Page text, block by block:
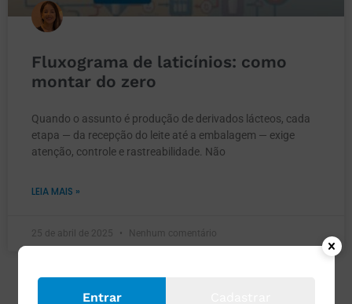
Fluxograma de laticínios: como
montar do zero
Quando o assunto é produção de derivados lácteos, cada
etapa — da recepção do leite até a embalagem — exige
atenção, controle e rastreabilidade. Não
LEIA MAIS »
25 de abril de 2025 Nenhum comentário
Entrar